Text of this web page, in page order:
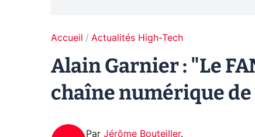
Accueil Actualités High-Tech
Alain Garnier : "Le
chaîne numérique
Par Jérôme Bouteiller.